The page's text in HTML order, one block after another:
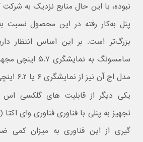
نبوده، با این حال منابع نزدیک به
سامسونگ به
مدل اج آن نیز از نمایشگری ۶ یا ۶.۲ اینچی بهره ببرد.
گیری از این فناوری به میزان